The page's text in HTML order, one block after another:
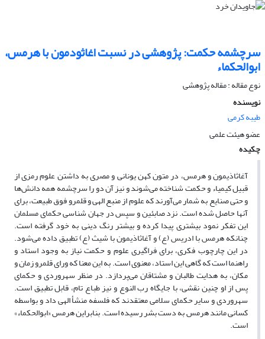
سرچشمه حکمت: پژوهشی در نسبت اغاثودمون با هرمس،
ابوالحکماء
نوع مقاله : مقاله پژوهشی
نویسنده
طیبه کرمی
عضو هیئت علمی
چکیده
آغاثاذیمون و هرمس، در متون کهن یونانی و مصری به داشتن علوم رمزی از
قبیل کیمیاء و حکمت شناخته می‌شوند و نیز آن دو را سرچشمه همه دانش‌ها
و حتی صنایع به شمار می‌آورند که علوم از منبع الهی و قلمرو فوق طبیعت، برای
آنها حاصل شده است. نزد صابئین و سپس در جهان شناسی حکمای مسلمان
این تفکر نمود بیشتری پیدا کرده و بیشتر رنگ دینی به خود گرفته است.
چنانکه هرمس با ادریس (ع) و آغاثاذیمون با شیث (ع) تطبیق داده می‌شود.
در این چارچوب فکری، برای فراگیری علوم و حکمت نیاز به وجود استاد و
راهنما است که گاهی این استاد، معنوی است. به این معنا که ورای قلمرو زمان و
مکان، به هدایت طالبان و مشتاقان می‌پردازد. در منظر سهروردی و حکمای
پس از او چنین نقشی، با جایگاه رب النوع و نیز طباع تام، قابل تطبیق است.
سهروردی و سایر حکمای سلامی معتقدند که فلسفه منشأ الهی داد و بواسطه
کسانی مانند هرمس به دست بشر رسیده است. بنابراین هرمس «ابوالحکماء»
است.